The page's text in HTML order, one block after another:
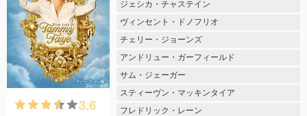
3.6
ジェシカ・チャステイン
ヴィンセント・ドノフリオ
チェリー・ジョーンズ
アンドリュー・ガーフィールド
サム・ジェーガー
スティーヴン・マッキンタイア
フレドリック・レーン